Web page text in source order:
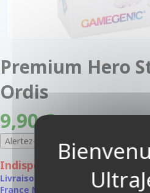
Premium Hero
Ordis
9,90 €
Indisponible
Livraison à partir de 1,80 EUR,
France Métropolitaine)